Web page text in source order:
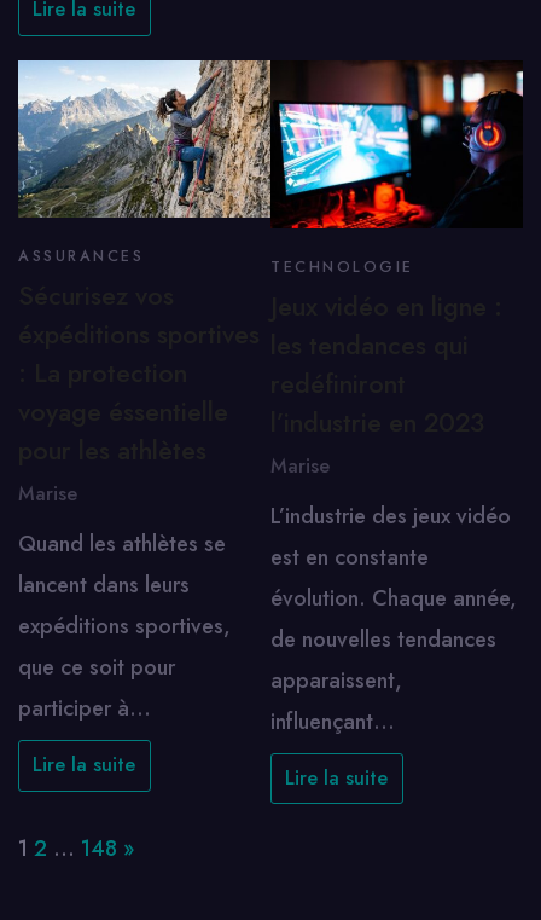
Lire la suite
ASSURANCES
Marise
Quand les athlètes se
lancent dans leurs
expéditions sportives,
que ce soit pour
participer à…
Lire la suite
TECHNOLOGIE
Marise
L’industrie des jeux vidéo
est en constante
évolution. Chaque année,
de nouvelles tendances
apparaissent,
influençant…
Lire la suite
Page:
1 2 … 148 Next
»